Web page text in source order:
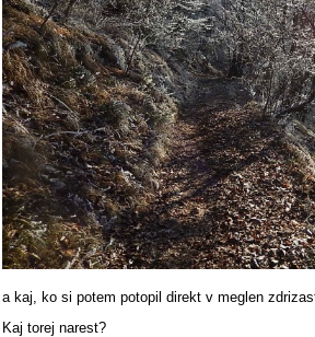
a kaj, ko si potem potopil direkt v meglen
Kaj torej narest?